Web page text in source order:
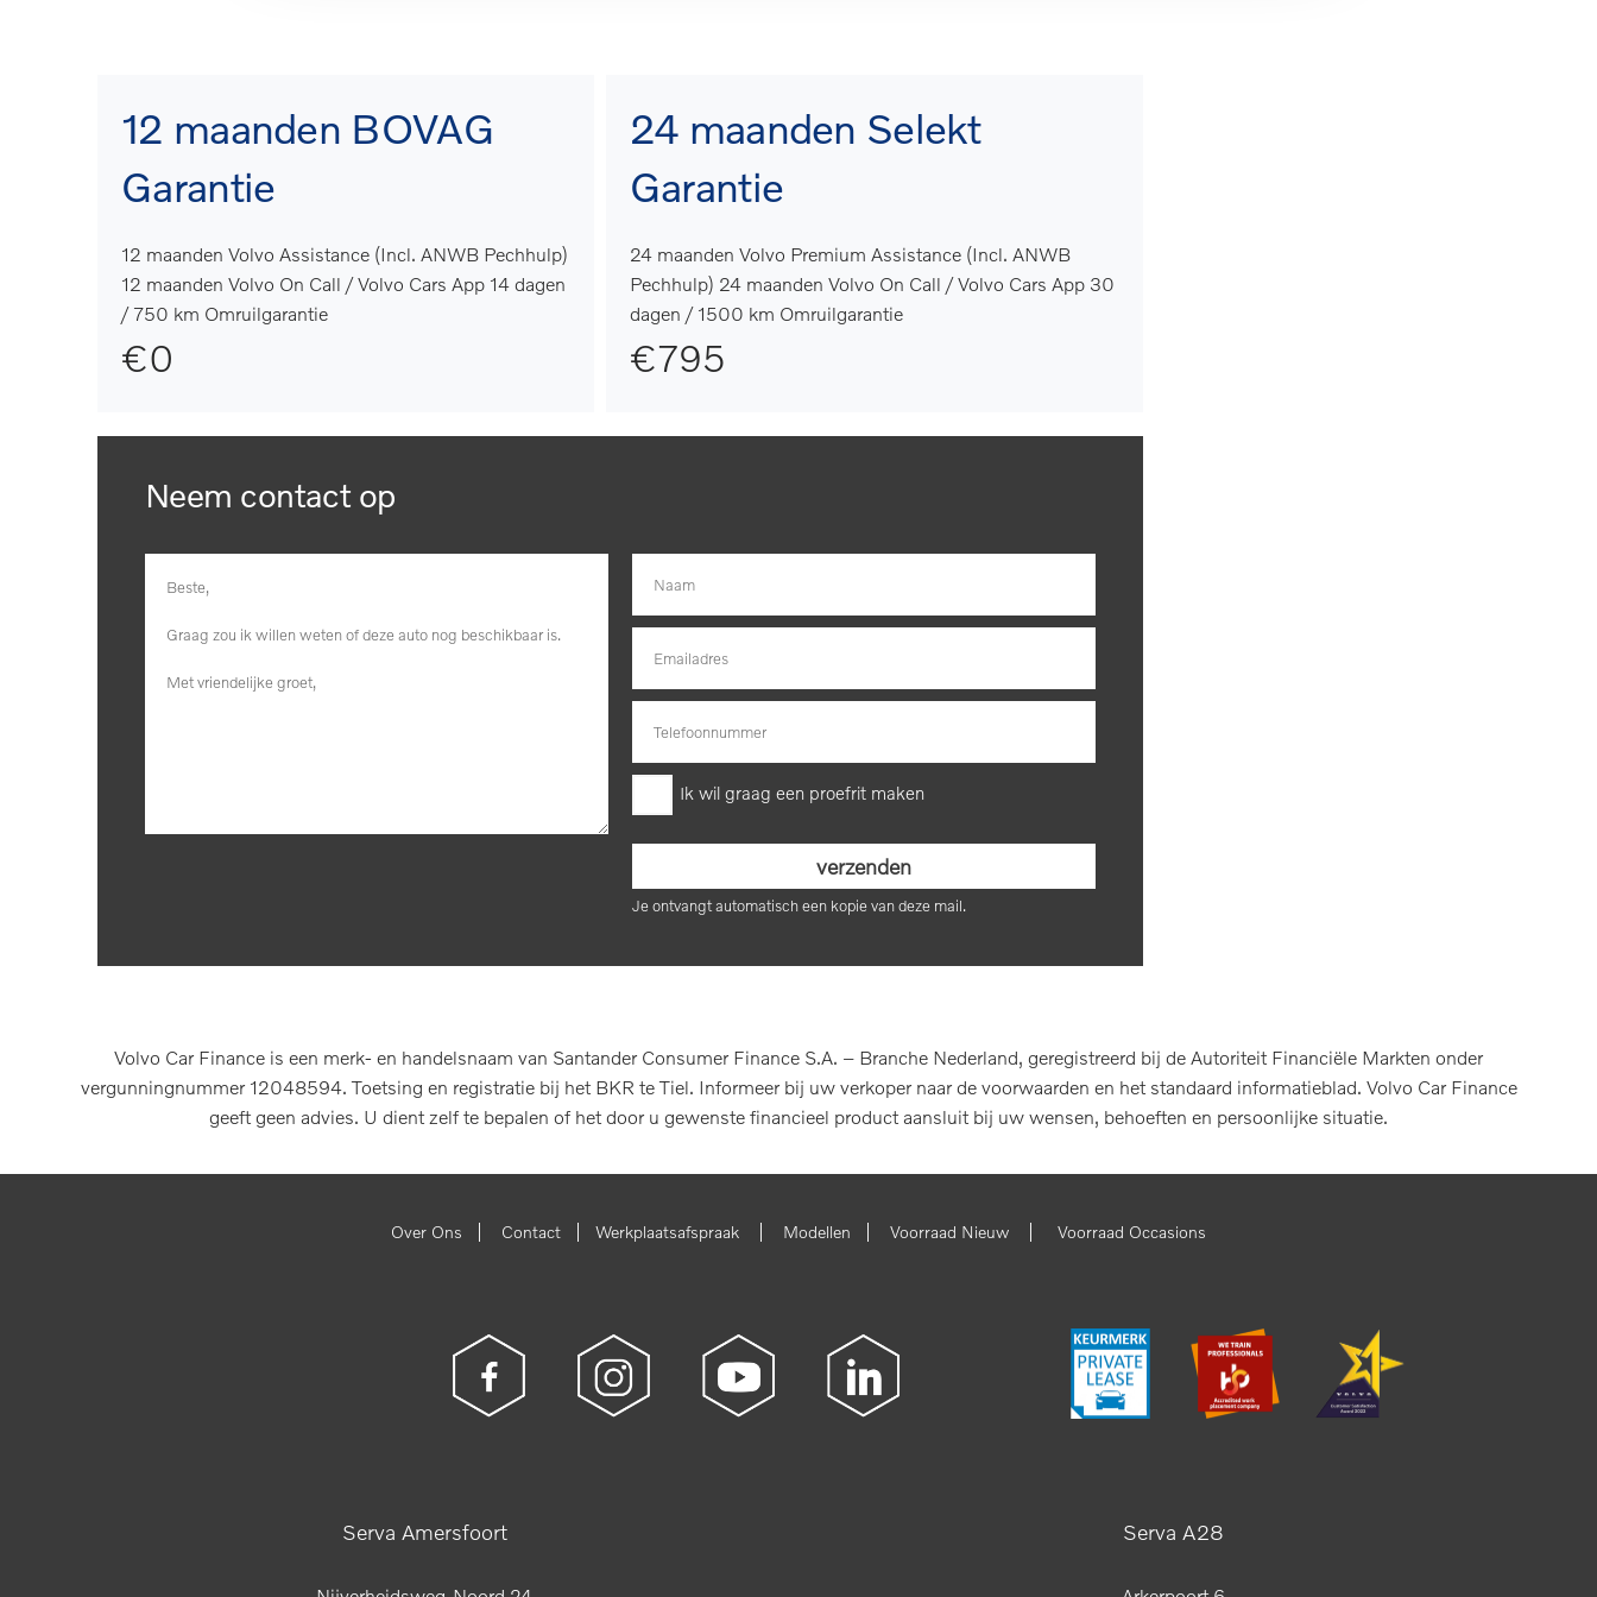
12 maanden BOVAG
Garantie
12 maanden Volvo Assistance (Incl. ANWB Pechhulp)
12 maanden Volvo On Call / Volvo Cars App 14 dagen
/ 750 km Omruilgarantie
€0
24 maanden Selekt
Garantie
24 maanden Volvo Premium Assistance (Incl. ANWB
Pechhulp) 24 maanden Volvo On Call / Volvo Cars App 30
dagen / 1500 km Omruilgarantie
€795
Neem contact op
Ik wil graag een proefrit maken
Je ontvangt automatisch een kopie van deze mail.
Volvo Car Finance is een merk- en handelsnaam van Santander Consumer Finance S.A. – Branche Nederland, geregistreerd bij de Autoriteit Financiële Markten onder
vergunningnummer 12048594. Toetsing en registratie bij het BKR te Tiel. Informeer bij uw verkoper naar de voorwaarden en het standaard informatieblad. Volvo Car Finance
geeft geen advies. U dient zelf te bepalen of het door u gewenste financieel product aansluit bij uw wensen, behoeften en persoonlijke situatie.
Over Ons | Contact | Werkplaatsafspraak | Modellen | Voorraad Nieuw | Voorraad Occasions
Serva Amersfoort Serva A28